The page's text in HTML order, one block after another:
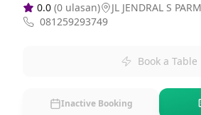
0.0 (0 ulasan)
JL JENDRAL S
081259293749
Book a Table
Inactive Booking